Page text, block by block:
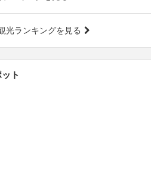
光ランキングを見る
ト